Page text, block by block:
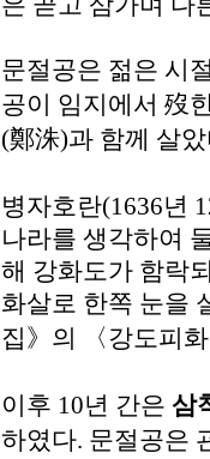
문절공은 젊은 시
공이 임지에서 歿
(鄭洙)과 함께 살
병자호란(1636년
나라를 생각하여
해 강화도가 함락
화살로 한쪽 눈을
집》의 〈강도피
이후 10년 간은 삼
하였다. 문절공은